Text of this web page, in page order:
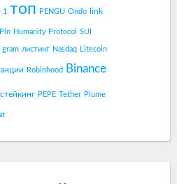
1 топ PENGU Ondo link
Humanity Protocol SUI
gram листинг Nasdaq Litecoin
акции Robinhood Binance
стейкинг PEPE Tether Plume